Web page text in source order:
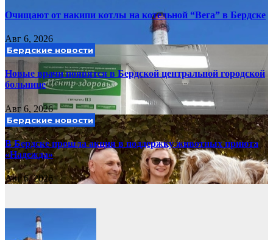
Очищают от накипи котлы на котельной “Вега” в Бердске
Авг 6, 2026
Бердские новости
Новые врачи появятся в Бердской центральной городской
больнице
Авг 6, 2026
Бердские новости
В Бердске прошла акция в поддержку животных приюта
«Надежда»
Авг 6, 2026